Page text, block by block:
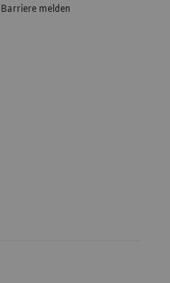
Barriere melden